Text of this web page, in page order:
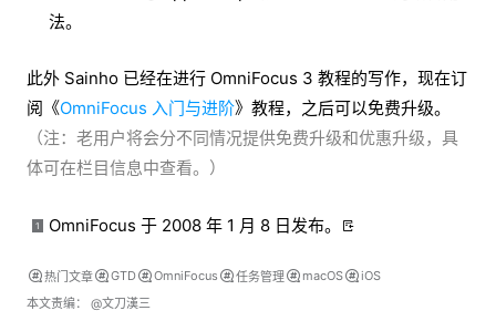
法。
此外 Sainho 已经在进行 OmniFocus 3 教程的写作，现在订
阅《OmniFocus 入门与进阶》教程，之后可以免费升级。
（注：老用户将会分不同情况提供免费升级和优惠升级，具
体可在栏目信息中查看。）
1 OmniFocus 于 2008 年 1 月 8 日发布。
热门文章 GTD OmniFocus 任务管理 macOS
iOS
本文责编： @文刀漢三